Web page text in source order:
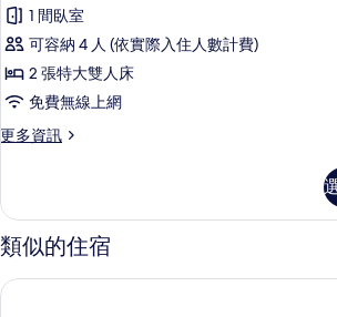
情
庭
木
屋
所
相
片
1 間臥室
可容納 4 人 (依實際入住人數計費)
2 張特大雙人床
免費無線上網
更多資訊
更
木
屋
的
情
類似的住宿
阿里山初日民宿